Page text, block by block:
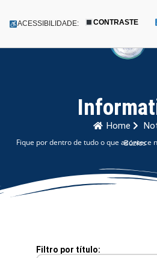
para
ACESSIBILIDADE: CONTRASTE
Home
Fique por dentro de tudo o que acontece na Prefeitura de Armação dos Búzios
Filtro por título: